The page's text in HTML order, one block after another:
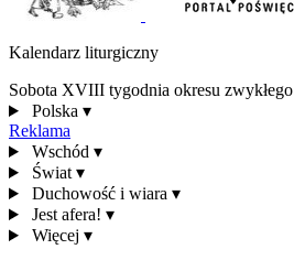
Kalendarz liturgiczny
Sobota XVIII tygodnia okresu zwykłego
Polska ▾
Reklama
Wschód ▾
Świat ▾
Duchowość i wiara ▾
Jest afera! ▾
Więcej ▾